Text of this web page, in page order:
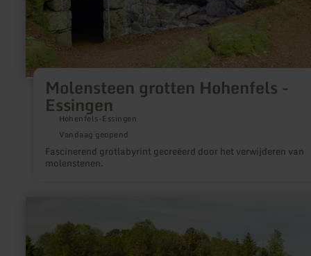
Molensteen grotten Hohenfels -
Essingen
Hohenfels-Essingen
Vandaag geopend
Fascinerend grotlabyrint gecreëerd door het verwijderen van
molenstenen.
Vulkaantuin
-